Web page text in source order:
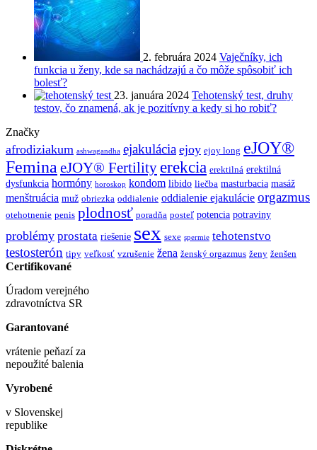
2. februára 2024 Vaječníky, ich
funkcia u ženy, kde sa nachádzajú a čo môže spôsobiť ich
bolesť?
23. januára 2024 Tehotenský test, druhy
testov, čo znamená, ak je pozitívny a kedy si ho robiť?
Značky
afrodiziakum ashwagandha ejakulácia ejoy ejoy long eJOY®
Femina eJOY® Fertility erekcia erektilná erektilná
dysfunkcia hormóny horoskop kondom libido liečba masturbacia masáž
menštruácia muž obriezka oddialenie oddialenie ejakulácie orgazmus
otehotnenie penis plodnosť poradňa posteľ potencia potraviny
problémy prostata riešenie sex sexe spermie tehotenstvo
testosterón tipy veľkosť vzrušenie žena ženský orgazmus ženy ženšen
Certifikované
Úradom verejného
zdravotníctva SR
Garantované
vrátenie peňazí za
nepoužité balenia
Vyrobené
v Slovenskej
republike